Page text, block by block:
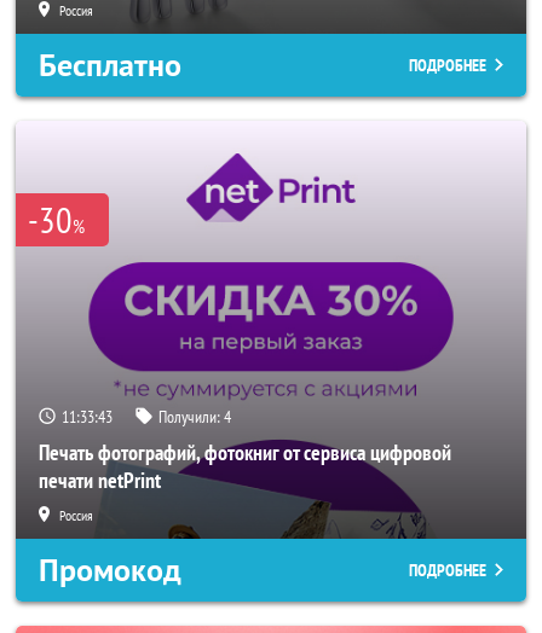
Россия
Бесплатно ПОДРОБНЕЕ
-30%
11:33:41 Получили:4
Печать фотографий, фотокниг от сервиса цифровой
печати netPrint
Россия
Промокод ПОДРОБНЕЕ